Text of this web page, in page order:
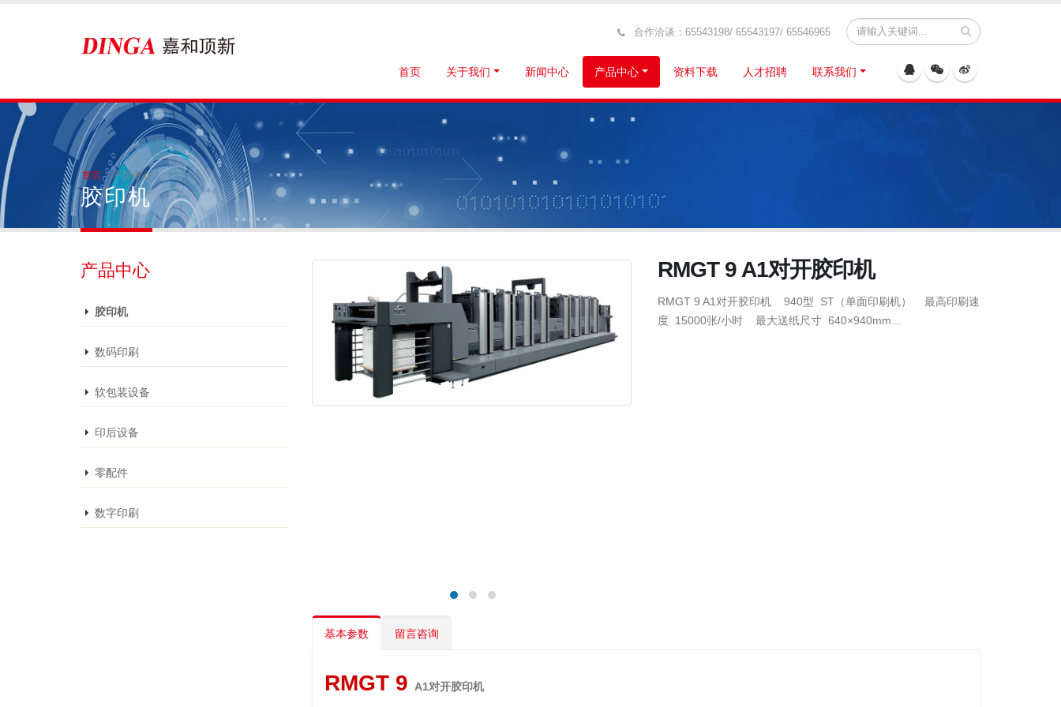
合作洽谈：65543198/ 65543197/ 65546965
首页 关于我们 新闻中心 产品中心 资料下载 人才招聘 联系我们
首页 产品中心
胶印机
产品中心
胶印机
数码印刷
软包装设备
印后设备
零配件
数字印刷
RMGT 9 A1对开胶印机
RMGT 9 A1对开胶印机 940型 ST（单面印刷机） 最高印刷速
度 15000张/小时 最大送纸尺寸 640×940mm...
基本参数 留言咨询
RMGT 9 A1对开胶印机